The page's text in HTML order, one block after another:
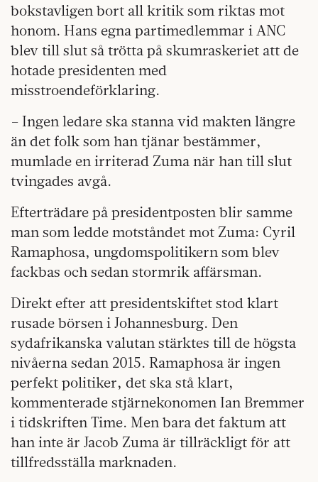
bokstavligen bort all kritik som riktas mot
honom. Hans egna partimedlemmar i ANC
blev till slut så trötta på skumraskeriet att de
hotade presidenten med
misstroendeförklaring.
– Ingen ledare ska stanna vid makten längre
än det folk som han tjänar bestämmer,
mumlade en irriterad Zuma när han till slut
tvingades avgå.
Efterträdare på presidentposten blir samme
man som ledde motståndet mot Zuma: Cyril
Ramaphosa, ungdomspolitikern som blev
fackbas och sedan stormrik affärsman.
Direkt efter att presidentskiftet stod klart
rusade börsen i Johannesburg. Den
sydafrikanska valutan stärktes till de högsta
nivåerna sedan 2015. Ramaphosa är ingen
perfekt politiker, det ska stå klart,
kommenterade stjärnekonomen Ian Bremmer
i tidskriften Time. Men bara det faktum att
han inte är Jacob Zuma är tillräckligt för att
tillfredsställa marknaden.